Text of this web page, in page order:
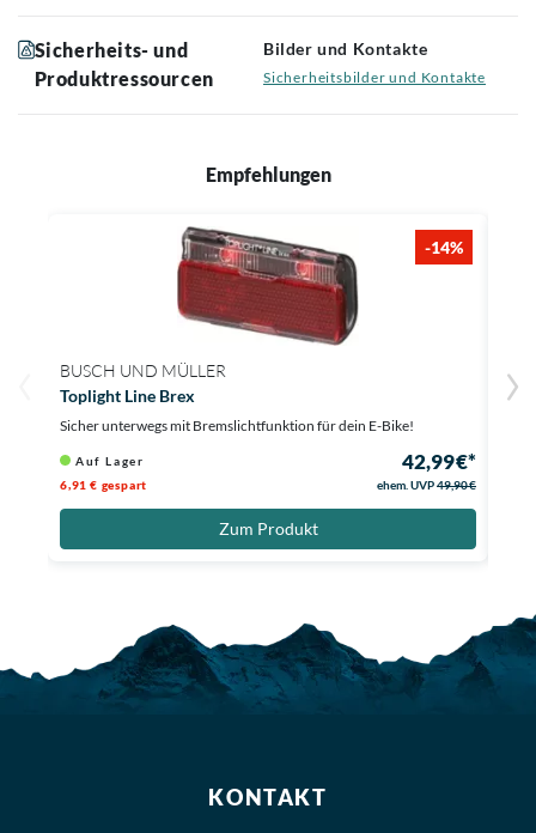
Sicherheits- und
Produktressourcen
Bilder und Kontakte
Sicherheitsbilder und Kontakte
Empfehlungen
-14%
BUSCH UND MÜLLER
Toplight Line Brex
Sicher unterwegs mit Bremslichtfunktion für dein E-Bike!
Auf Lager 42,99 €*
6,91 € gespart ehem. UVP49,90 €
Zum Produkt
µ E
KONTAKT